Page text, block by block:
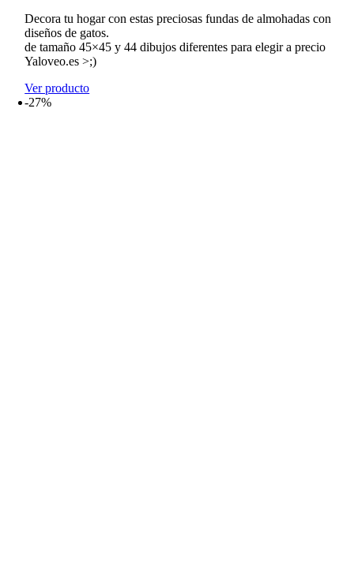
9,99€
hasta
14,99€
Decora tu hogar con estas preciosas fundas de almohadas con
diseños de gatos.
de tamaño 45×45 y 44 dibujos diferentes para elegir a precio
Yaloveo.es >;)
Ver producto
-27%